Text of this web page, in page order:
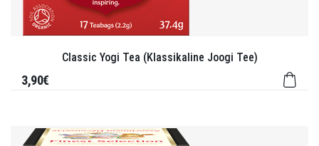
Classic Yogi Tea (Klassikaline Joogi Tee)
3,90€